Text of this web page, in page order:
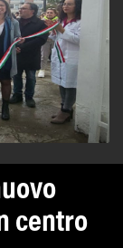
centro